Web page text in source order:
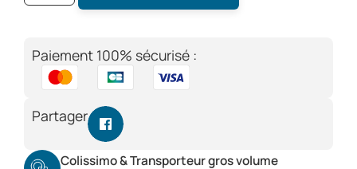
Paiement 100% sécurisé :
Partager
Colissimo & Transporteur gros volume